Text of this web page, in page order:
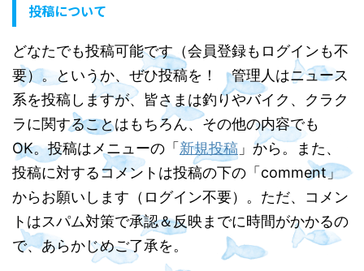
投稿について
どなたでも投稿可能です（会員登録もログインも不
要）。というか、ぜひ投稿を！ 管理人はニュース
系を投稿しますが、皆さまは釣りやバイク、クラク
ラに関することはもちろん、その他の内容でも
OK。投稿はメニューの「 新規投稿 」から。また、
投稿に対するコメントは投稿の下の「comment」
からお願いします（ログイン不要）。ただ、コメン
トはスパム対策で承認＆反映までに時間がかかるの
で、あらかじめご了承を。